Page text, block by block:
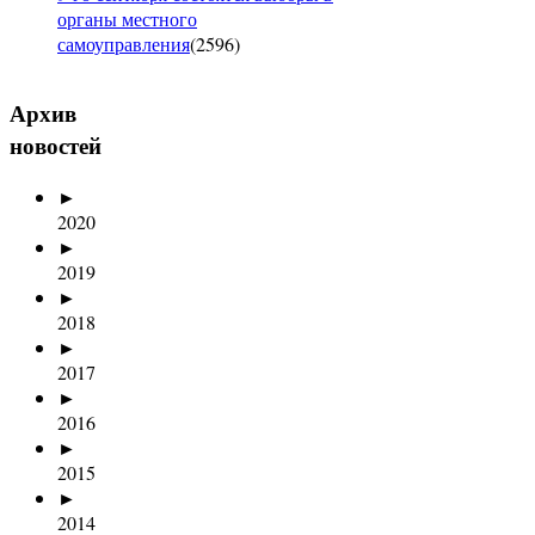
органы местного
самоуправления(2596)
Архив
новостей
►
2020
►
2019
►
2018
►
2017
►
2016
►
2015
►
2014